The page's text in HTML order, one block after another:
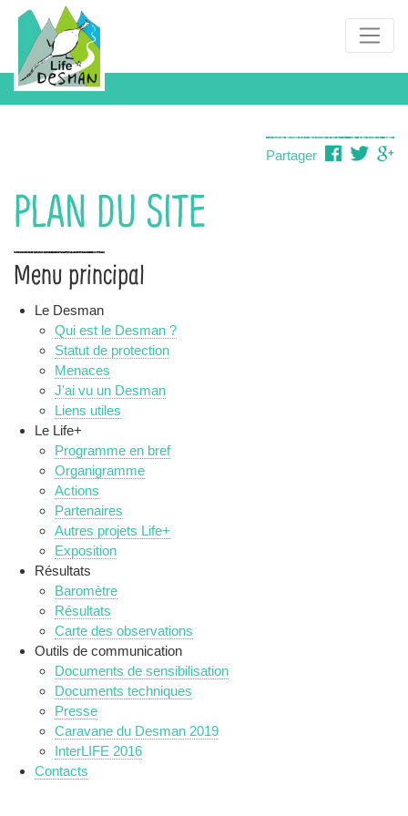
Aller
contenu
principal
principale
Partager
PLAN DU SITE
Menu principal
Le Desman
Qui est le Desman ?
Statut de protection
Menaces
J'ai vu un Desman
Liens utiles
Le Life+
Programme en bref
Organigramme
Actions
Partenaires
Autres projets Life+
Exposition
Résultats
Baromètre
Résultats
Carte des observations
Outils de communication
Documents de sensibilisation
Documents techniques
Presse
Caravane du Desman 2019
InterLIFE 2016
Contacts